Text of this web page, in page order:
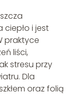
ciepło i jest
praktyce
liści,
stresu przy
Dla
oraz folią